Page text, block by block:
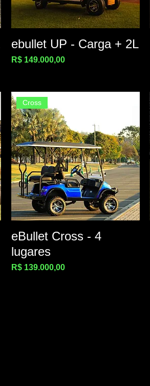
ebullet UP - Carga + 2L
Preço
R$ 149.000,00
Cross
eBullet Cross - 4
lugares
Preço
R$ 139.000,00